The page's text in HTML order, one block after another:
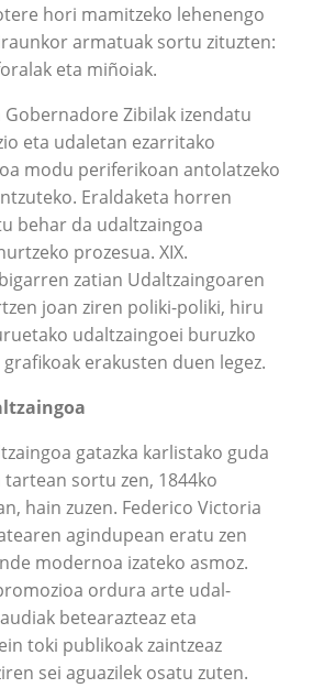
hori mamitzeko lehenengo
armatuak sortu zituzten:
eta miñoiak.
Gobernadore Zibilak izendatu
eta udaletan ezarritako
modu periferikoan antolatzeko
Eraldaketa horren
behar da udaltzaingoa
prozesua. XIX.
zatian Udaltzaingoaren
joan ziren poliki-poliki, hiru
udaltzaingoei buruzko
erakusten duen legez.
gatazka karlistako guda
sortu zen, 1844ko
hain zuzen. Federico Victoria
agindupean eratu zen
modernoa izateko asmoz.
ordura arte udal-
betearazteaz eta
toki publikoak zaintzeaz
sei aguazilek osatu zuten.